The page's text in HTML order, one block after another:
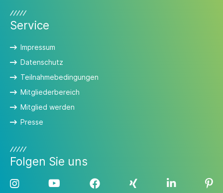
Service
Impressum
Datenschutz
Teilnahmebedingungen
Mitgliederbereich
Mitglied werden
Presse
Folgen Sie uns